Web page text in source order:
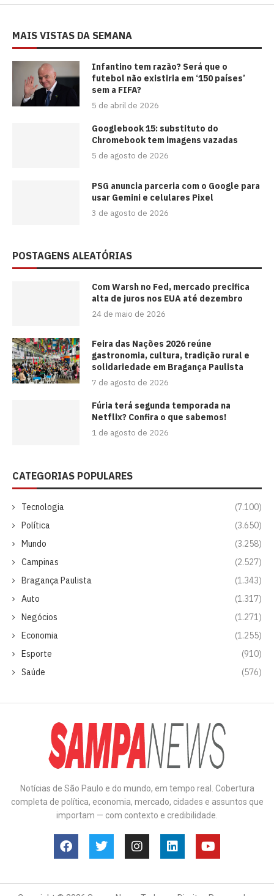
MAIS VISTAS DA SEMANA
⁠Infantino tem razão? Será que o
futebol não existiria em ‘150 países’
sem a FIFA?
5 de abril de 2026
Googlebook 15: substituto do
Chromebook tem imagens vazadas
5 de agosto de 2026
PSG anuncia parceria com o Google para
usar Gemini e celulares Pixel
3 de agosto de 2026
POSTAGENS ALEATÓRIAS
Com Warsh no Fed, mercado precifica
alta de juros nos EUA até dezembro
24 de maio de 2026
Feira das Nações 2026 reúne
gastronomia, cultura, tradição rural e
solidariedade em Bragança Paulista
7 de agosto de 2026
Fúria terá segunda temporada na
Netflix? Confira o que sabemos!
1 de agosto de 2026
CATEGORIAS POPULARES
Tecnologia
(7.100)
Política
(3.650)
Mundo
(3.258)
Campinas
(2.527)
Bragança Paulista
(1.343)
Auto
(1.317)
Negócios
(1.271)
Economia
(1.255)
Esporte
(910)
Saúde
(576)
Notícias de São Paulo e do mundo, em tempo real. Cobertura
completa de política, economia, mercado, cidades e assuntos que
importam — com contexto e credibilidade.